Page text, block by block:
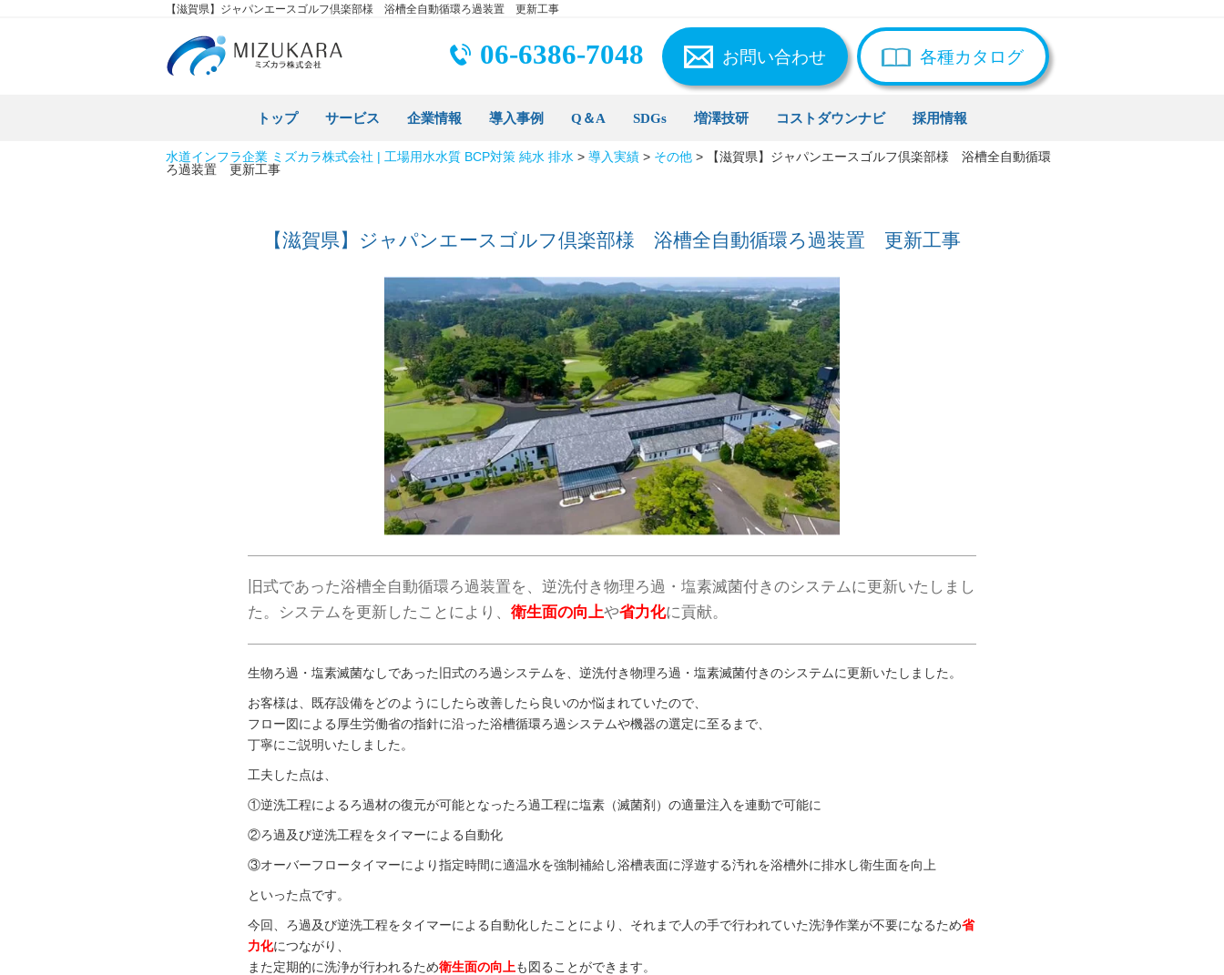
【滋賀県】ジャパンエースゴルフ倶楽部様 浴槽全自動循環ろ過装置 更新工事
06-6386-7048 お問い合わせ 各種カタログ
トップ サービス 企業情報 導入事例 Q＆A SDGs 増澤技研 コストダウンナビ 採用情報
水道インフラ企業 ミズカラ株式会社 | 工場用水水質 BCP対策 純水 排水 > 導入実績 > その他 >
【滋賀県】ジャパンエースゴルフ倶楽部様 浴槽全自動循環
ろ過装置 更新工事
【滋賀県】ジャパンエースゴルフ倶楽部様 浴槽全自動循環ろ過装置 更新工事
旧式であった浴槽全自動循環ろ過装置を、逆洗付き物理ろ過・塩素滅菌付きのシステムに更新いたしまし
た。システムを更新したことにより、 衛生面の向上や省力化に貢献。
生物ろ過・塩素滅菌なしであった旧式のろ過システムを、逆洗付き物理ろ過・塩素滅菌付きのシステムに更新いたしました。
お客様は、既存設備をどのようにしたら改善したら良いのか悩まれていたので、
フロー図による厚生労働省の指針に沿った浴槽循環ろ過システムや機器の選定に至るまで、
丁寧にご説明いたしました。
工夫した点は、
①逆洗工程によるろ過材の復元が可能となったろ過工程に塩素（滅菌剤）の適量注入を連動で可能に
②ろ過及び逆洗工程をタイマーによる自動化
③オーバーフロータイマーにより指定時間に適温水を強制補給し浴槽表面に浮遊する汚れを浴槽外に排水し衛生面を向上
といった点です。
今回、ろ過及び逆洗工程をタイマーによる自動化したことにより、それまで人の手で行われていた洗浄作業が不要になるため省
力化につながり、
また定期的に洗浄が行われるため衛生面の向上も図ることができます。